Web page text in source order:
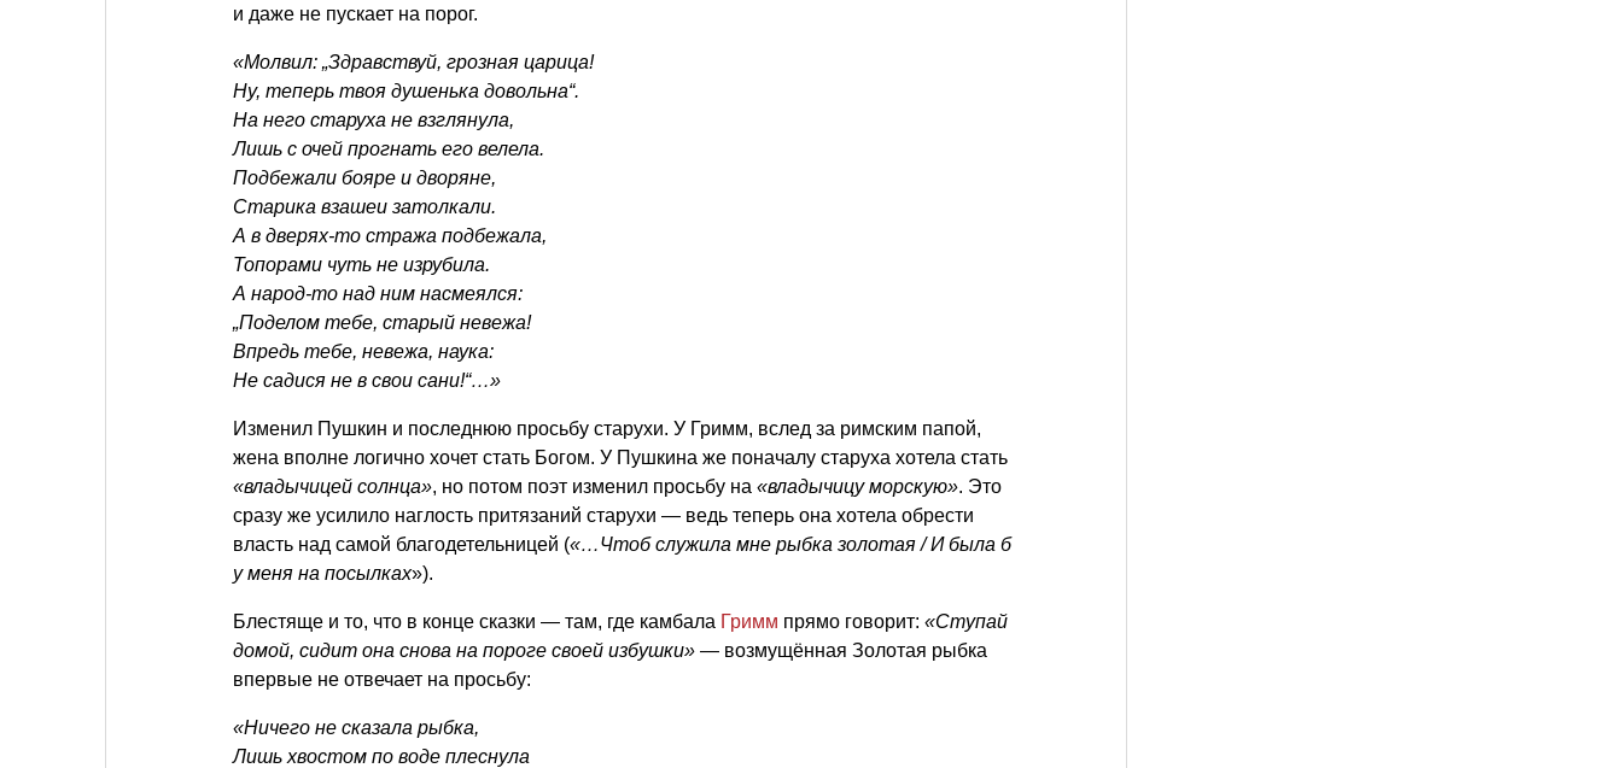
и даже не пускает на порог.
«Молвил: „Здравствуй, грозная царица!
Ну, теперь твоя душенька довольна“.
На него старуха не взглянула,
Лишь с очей прогнать его велела.
Подбежали бояре и дворяне,
Старика взашеи затолкали.
А в дверях-то стража подбежала,
Топорами чуть не изрубила.
А народ-то над ним насмеялся:
„Поделом тебе, старый невежа!
Впредь тебе, невежа, наука:
Не садися не в свои сани!“…»
Изменил Пушкин и последнюю просьбу старухи. У Гримм, вслед за римским папой,
жена вполне логично хочет стать Богом. У Пушкина же поначалу старуха хотела стать
«владычицей солнца», но потом поэт изменил просьбу на «владычицу морскую». Это
сразу же усилило наглость притязаний старухи — ведь теперь она хотела обрести
власть над самой благодетельницей («…Чтоб служила мне рыбка золотая / И была б
у меня на посылках»).
Блестяще и то, что в конце сказки — там, где камбала Гримм прямо говорит: «Ступай
домой, сидит она снова на пороге своей избушки» — возмущённая Золотая рыбка
впервые не отвечает на просьбу:
«Ничего не сказала рыбка,
Лишь хвостом по воде плеснула